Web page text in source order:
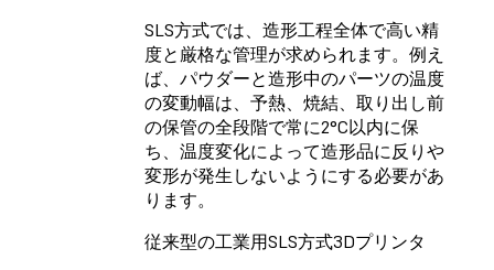
SLS方式では、造形工程全体で高い精
度と厳格な管理が求められます。例え
ば、パウダーと造形中のパーツの温度
の変動幅は、予熱、焼結、取り出し前
の保管の全段階で常に2°C以内に保
ち、温度変化によって造形品に反りや
変形が発生しないようにする必要があ
ります。
従来型の工業用SLS方式3Dプリンタ